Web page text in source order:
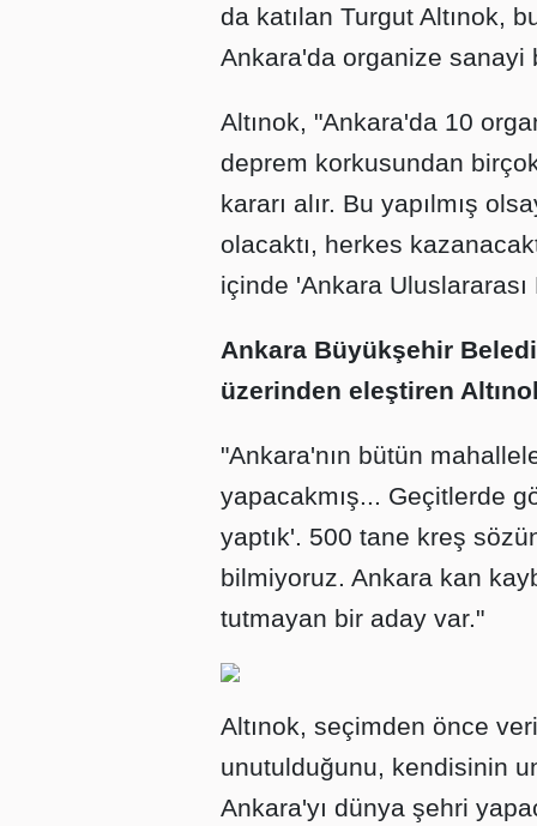
da katılan Turgut Altınok,
Ankara'da organize sanayi
Altınok, "Ankara'da 10
deprem korkusundan
kararı alır. Bu yapılmış
olacaktı, herkes
içinde 'Ankara Uluslararası
Ankara Büyükşehir
üzerinden eleştiren
"Ankara'nın bütün
yapacakmış... Geçitlerde
yaptık'. 500 tane kreş
bilmiyoruz. Ankara kan
tutmayan bir aday var."
Altınok, seçimden önce
unutulduğunu, kendisinin
Ankara'yı dünya şehri